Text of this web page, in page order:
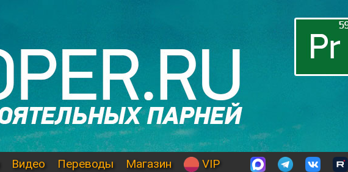
Видео Переводы Магазин VIP